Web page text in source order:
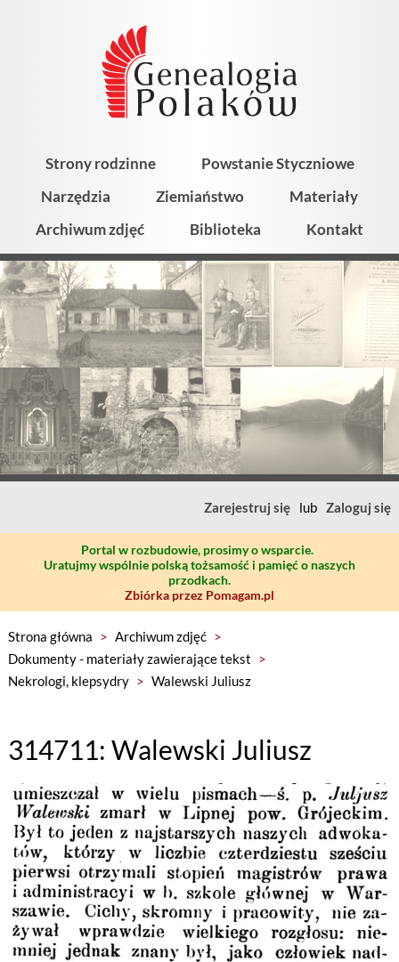
Strony rodzinne
Powstanie Styczniowe
Narzędzia
Ziemiaństwo
Materiały
Archiwum zdjęć
Biblioteka Kontakt
Zarejestruj się lub Zaloguj się
Portal w rozbudowie, prosimy o wsparcie.
Uratujmy wspólnie polską tożsamość i pamięć o naszych
przodkach.
Zbiórka przez Pomagam.pl
Strona główna > Archiwum zdjęć >
Dokumenty - materiały zawierające tekst >
Nekrologi, klepsydry > Walewski Juliusz
314711: Walewski Juliusz